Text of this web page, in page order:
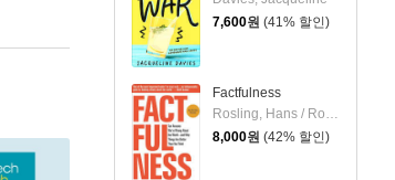
7,600원 (41% 할인)
Factfulness
Rosling, Hans / Ronnlund, Anna Rosling / Rosling, Ola
8,000원 (42% 할인)